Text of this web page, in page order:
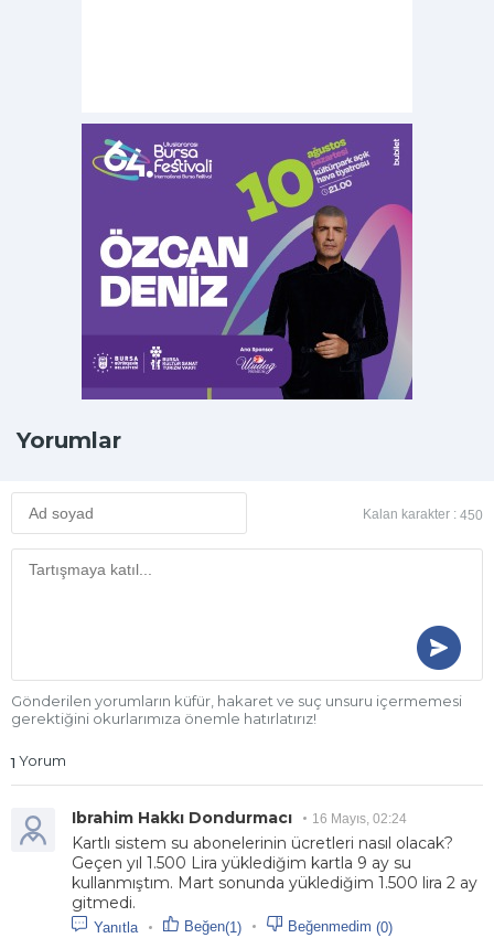
Yorumlar
Kalan karakter : 450
Gönderilen yorumların küfür, hakaret ve suç unsuru içermemesi
gerektiğini okurlarımıza önemle hatırlatırız!
1 Yorum
Ibrahim Hakkı Dondurmacı 16 Mayıs, 02:24
Kartlı sistem su abonelerinin ücretleri nasıl olacak?
Geçen yıl 1.500 Lira yüklediğim kartla 9 ay su
kullanmıştım. Mart sonunda yüklediğim 1.500 lira 2 ay
gitmedi.
Yanıtla Beğen(1) Beğenmedim (0)